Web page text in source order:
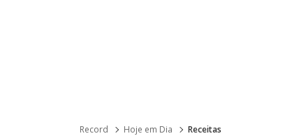
Record Hoje em Dia Receitas